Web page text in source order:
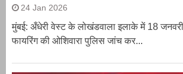
24 Jan 2026
मुंबई: अँधेरी वेस्ट के लोखंडवाला इलाके में 18 जनवरी
फायरिंग की ओशिवारा पुलिस जांच कर...